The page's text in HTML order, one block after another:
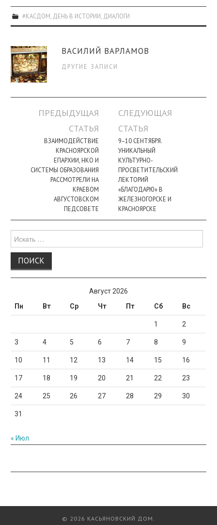
#КАСДОМ ДЕНЬ В ИСТОРИИ ДИАЛОГИ
ВАСИЛИЙ ВАРЛАМОВ
ДРУГИЕ ЗАПИСИ
Навигация
записи
ПРЕДЫДУЩАЯ
СТАТЬЯ
ВЗАИМОДЕЙСТВИЕ
КРАСНОЯРСКОЙ
ЕПАРХИИ, НКО И
СИСТЕМЫ ОБРАЗОВАНИЯ
РАССМОТРЕЛИ НА
КРАЕВОМ
АВГУСТОВСКОМ
ПЕДСОВЕТЕ
СЛЕДУЮЩАЯ
СТАТЬЯ
9–10 СЕНТЯБРЯ.
УНИКАЛЬНЫЙ
КУЛЬТУРНО-
ПРОСВЕТИТЕЛЬСКИЙ
ЛЕКТОРИЙ
«БЛАГОДАРЮ» В
ЖЕЛЕЗНОГОРСКЕ И
КРАСНОЯРСКЕ
для:
Август 2026
Пн
Вт Ср Чт Пт Сб Вс
1 2
3 4 5 6 7 8 9
10 11 12 13 14 15 16
17 18 19 20 21 22 23
24 25 26 27 28 29 30
31
« Июл
© 2026 КАСЬЯНОВСКИЙ ДОМ.